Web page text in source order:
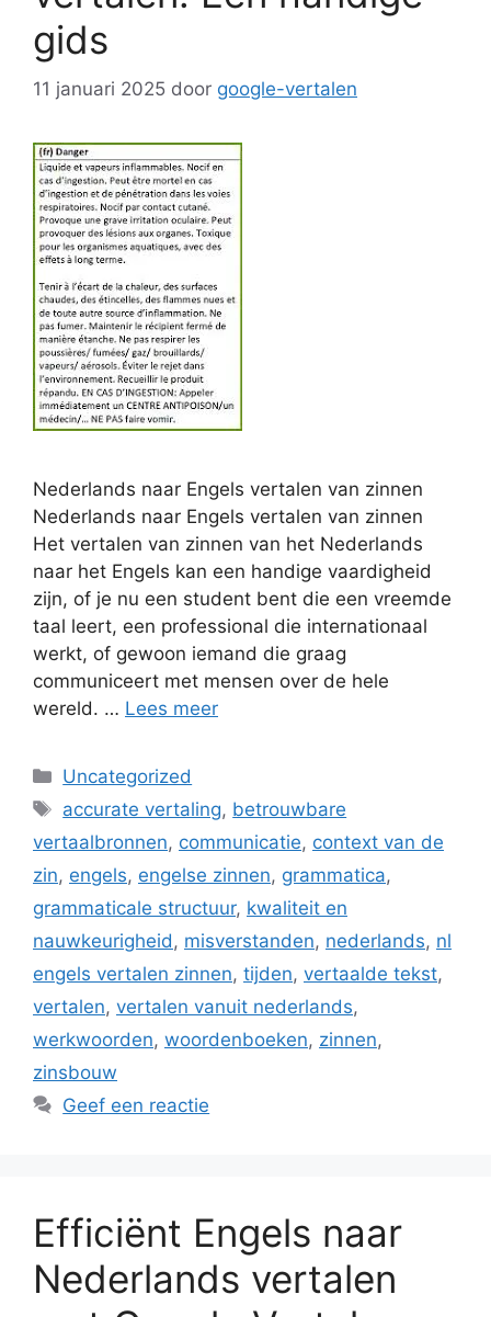
gids
11 januari 2025 door google-vertalen
Nederlands naar Engels vertalen van zinnen
Nederlands naar Engels vertalen van zinnen
Het vertalen van zinnen van het Nederlands
naar het Engels kan een handige vaardigheid
zijn, of je nu een student bent die een vreemde
taal leert, een professional die internationaal
werkt, of gewoon iemand die graag
communiceert met mensen over de hele
wereld. … Lees meer
Categorieën
Uncategorized
Tags
accurate vertaling, betrouwbare
vertaalbronnen, communicatie, context van de
zin, engels, engelse zinnen, grammatica,
grammaticale structuur, kwaliteit en
nauwkeurigheid , misverstanden, nederlands, nl
engels vertalen zinnen, tijden, vertaalde tekst,
vertalen, vertalen vanuit nederlands,
werkwoorden, woordenboeken, zinnen,
zinsbouw
Geef een reactie
Efficiënt Engels naar
Nederlands vertalen